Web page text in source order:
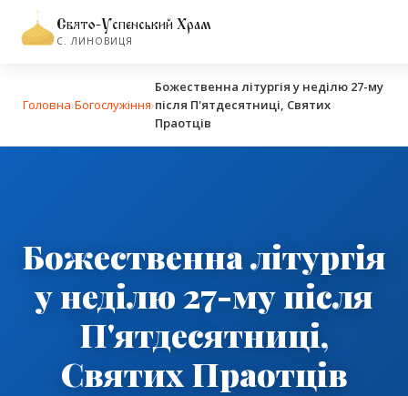
Свято-Успенський Храм
С. ЛИНОВИЦЯ
Головна›Богослужіння›
Божественна літургія у неділю 27-му
після П'ятдесятниці, Святих
Праотців
Божественна літургія
у неділю 27-му після
П'ятдесятниці,
Святих Праотців